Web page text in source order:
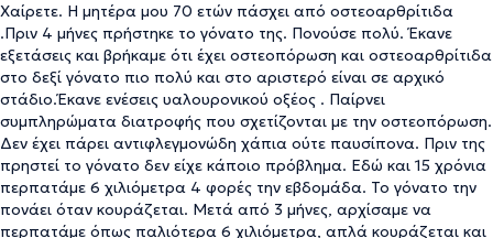
Χαίρετε. Η μητέρα μου 70 ετών πάσχει από οστεοαρθρίτιδα
.Πριν 4 μήνες πρήστηκε το γόνατο της. Πονούσε πολύ. Έκανε
εξετάσεις και βρήκαμε ότι έχει οστεοπόρωση και οστεοαρθρίτιδα
στο δεξί γόνατο πιο πολύ και στο αριστερό είναι σε αρχικό
στάδιο.Έκανε ενέσεις υαλουρονικού οξέος . Παίρνει
συμπληρώματα διατροφής που σχετίζονται με την οστεοπόρωση.
Δεν έχει πάρει αντιφλεγμονώδη χάπια ούτε παυσίπονα. Πριν της
πρηστεί το γόνατο δεν είχε κάποιο πρόβλημα. Εδώ και 15 χρόνια
περπατάμε 6 χιλιόμετρα 4 φορές την εβδομάδα. Το γόνατο την
πονάει όταν κουράζεται. Μετά από 3 μήνες, αρχίσαμε να
περπατάμε όπως παλιότερα 6 χιλιόμετρα, απλά κουράζεται και